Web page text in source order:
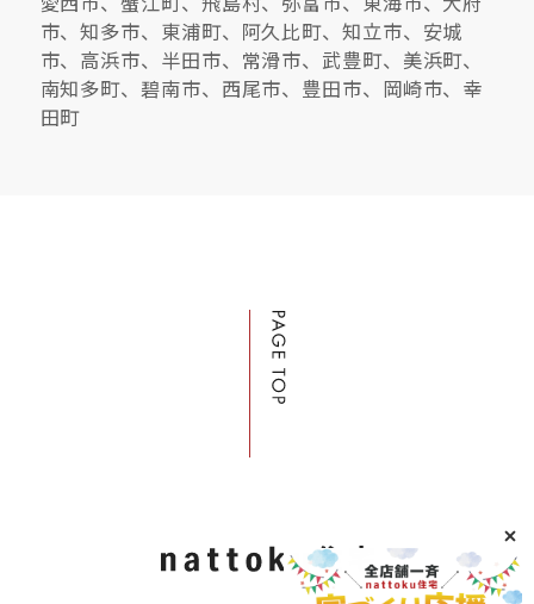
市、知多市、東浦町、阿久比町、知立市、安城
市、高浜市、半田市、常滑市、武豊町、美浜町、
南知多町、碧南市、西尾市、豊田市、岡崎市、幸
田町